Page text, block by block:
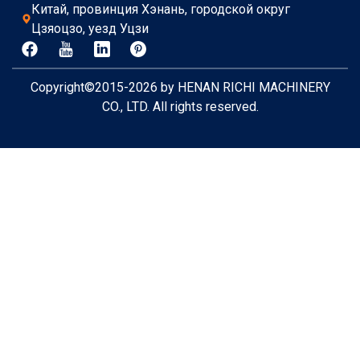
Китай, провинция Хэнань, городской округ
Цзяоцзо, уезд Уцзи
Copyright©2015-2026 by HENAN RICHI MACHINERY
CO., LTD. All rights reserved.